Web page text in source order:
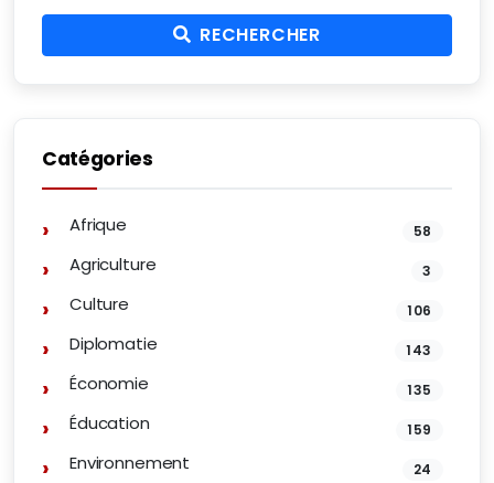
RECHERCHER
Catégories
Afrique 58
Agriculture 3
Culture 106
Diplomatie 143
Économie 135
Éducation 159
Environnement 24